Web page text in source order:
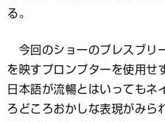
る。
今回のショーのプレスブリ
を映すプロンプターを使用せ
日本語が流暢とはいってもネ
ろどころおかしな表現がみら